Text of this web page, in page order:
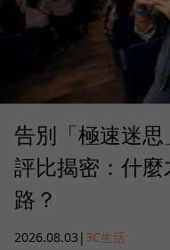
告別「極速迷
評比揭密：什
路？
2026.08.03 | 3C生活